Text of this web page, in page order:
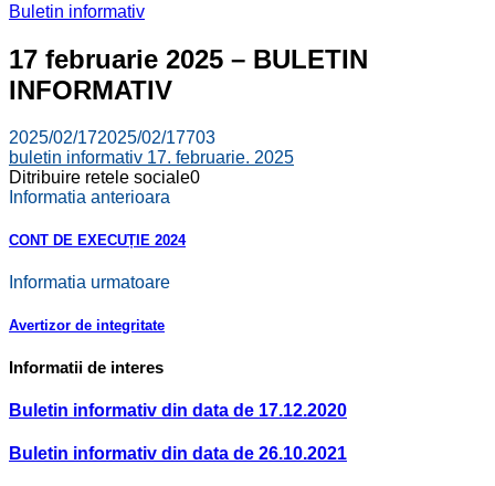
Buletin informativ
17 februarie 2025 – BULETIN
INFORMATIV
2025/02/172025/02/17703
buletin informativ 17. februarie. 2025
Ditribuire retele sociale0
Informatia anterioara
CONT DE EXECUȚIE 2024
Informatia urmatoare
Avertizor de integritate
Informatii de interes
Buletin informativ din data de 17.12.2020
Buletin informativ din data de 26.10.2021